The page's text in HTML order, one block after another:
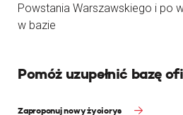
Powstania Warszawskiego i po
w bazie
Pomóż uzupełnić bazę
Zaproponuj nowy życiorys